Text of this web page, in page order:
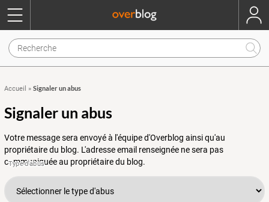
Accueil » Signaler un abus
Signaler un abus
Votre message sera envoyé à l'équipe d'Overblog ainsi qu'au
propriétaire du blog. L'adresse email renseignée ne sera pas
communiquée au propriétaire du blog.